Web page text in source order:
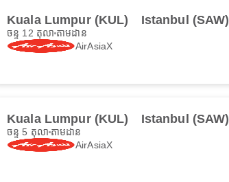
Kuala Lumpur (KUL) Istanbul (SAW)
ចន្ទ 12 តុលា តាមដាន
AirAsiaX
Kuala Lumpur (KUL) Istanbul (SAW)
ចន្ទ 5 តុលា តាមដាន
AirAsiaX